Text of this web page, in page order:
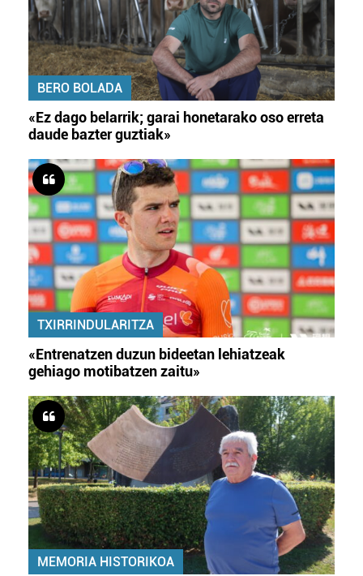
BERO BOLADA
«Ez dago belarrik; garai honetarako oso erreta
daude bazter guztiak»
TXIRRINDULARITZA
«Entrenatzen duzun bideetan lehiatzeak
gehiago motibatzen zaitu»
MEMORIA HISTORIKOA